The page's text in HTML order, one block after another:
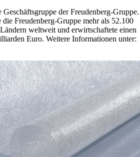
der Freudenberg-Gruppe.
Freudenberg-Gruppe mehr als 52.100
weltweit und erwirtschaftete einen
Euro. Weitere Informationen unter: